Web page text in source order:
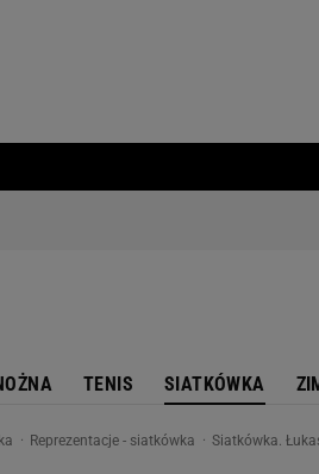
TENIS SIATKÓWKA
Reprezentacje - siatkówka Siatkówka.